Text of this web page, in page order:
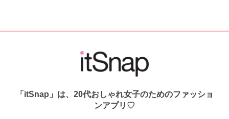
「itSnap」は、20代おしゃれ女子のためのファッショ
ンアプリ♡